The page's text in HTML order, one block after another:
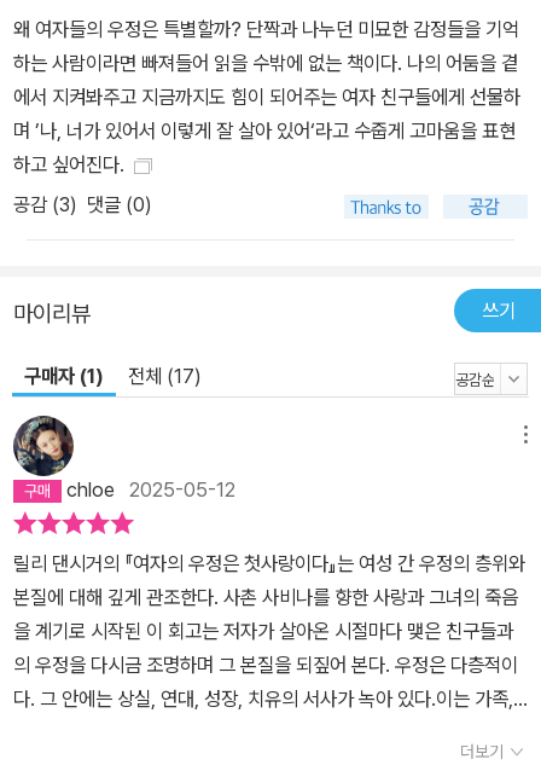
와의 기억을 글로 쓰면서, “혼자보다는 함께 고통을 겪을 때 드러나는
힘을 발견”했던 시절을 가슴 아프게 돌아본다. 시간이 흘러, 방황했던
시기를 회상할 때 느끼는 우정의 질감은 이전과는 또 다르다. 댄시거
는 결혼 후 아이를 키우거나 비출산을 선언한 친구들의 이야기를 들
으며, 돌봄은 부모와 자식 관계에만 한정되지 않는, 우정의 중요한 특
t) 것을 넘어, 그 사람을 위하고(care for), 돌보는(take care of)
없던 때, 주변 친구들이 자신을 먹이고, 위로하며 곁을 지켜주었던 건
그야말로 엄마 노릇이었다고 댄시거는 말한다. “그저, 꼭 누군가의 실
타인에게 자양분을 주고 돌보는 일, 그 사람에게 다정함을, 그리고 대
체로 그 사람에게 일말의 신경조차 쓰지 않는 세계에서 정서적 쉼터
를 내주는 일. 사랑받는 사람이 그 사랑이 자기 삶을 지탱한다고 느낄
만큼, 세상에서 혼자가 된 기분이 절대 들지 않을 만큼, 맹렬하게, 무
한하게 사랑을 쏟아붓는 일. 가장 친한 친구들이 내게 해주는 일이자
내가 그들에게 해주고자 하는 일은 바로 그런 것이다.”(194쪽) 그때
함께 시간을 보낸 공간 역시 우정을 떠올릴 때 빠질 수 없는 요소다.
이 책에 종종 등장하는 ‘화재 비상구’는 저자의 비유대로 “우리의 삶
에서 문자 그대로 걸어나가, 함께 술을 마시고, 담배를 피우고, 서로를
위로”하는 유일한 피난처였다. ‘화재 비상구’는 내밀한 우정에 대한
왜 여자들의 우정은 특별할까? 단짝과 나누던 미묘한 감정들을 기억
하는 사람이라면 빠져들어 읽을 수밖에 없는 책이다. 나의 어둠을 곁
에서 지켜봐주고 지금까지도 힘이 되어주는 여자 친구들에게 선물하
며 ’나, 너가 있어서 이렇게 잘 살아 있어‘라고 수줍게 고마움을 표현
하고 싶어진다.
공감 (3) 댓글 (0)
마이리뷰 쓰기
구매자 (1) 전체 (17)
chloe 2025-05-12
릴리 댄시거의 『여자의 우정은 첫사랑이다』는 여성 간 우정의 층위와
본질에 대해 깊게 관조한다. 사촌 사비나를 향한 사랑과 그녀의 죽음
을 계기로 시작된 이 회고는 저자가 살아온 시절마다 맺은 친구들과
의 우정을 다시금 조명하며 그 본질을 되짚어 본다. 우정은 다층적이
다. 그 안에는 상실, 연대, 성장, 치유의 서사가 녹아 있다.이는 가족,
더보기